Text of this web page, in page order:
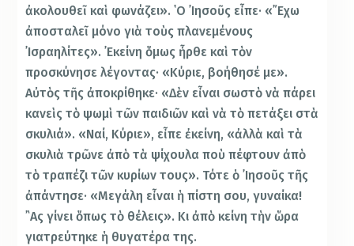
ἀκολουθεῖ καὶ φωνάζει». ῾Ο ᾿Ιησοῦς εἶπε· «῎Εχω
ἀποσταλεῖ μόνο γιὰ τοὺς πλανεμένους
᾿Ισραηλίτες». ᾿Εκείνη ὅμως ἦρθε καὶ τὸν
προσκύνησε λέγοντας· «Κύριε, βοήθησέ με».
Αὐτὸς τῆς ἀποκρίθηκε· «Δὲν εἶναι σωστὸ νὰ πάρει
κανεὶς τὸ ψωμὶ τῶν παιδιῶν καὶ νὰ τὸ πετάξει στὰ
σκυλιά». «Ναί, Κύριε», εἶπε ἐκείνη, «ἀλλὰ καὶ τὰ
σκυλιὰ τρῶνε ἀπὸ τὰ ψίχουλα ποὺ πέφτουν ἀπὸ
τὸ τραπέζι τῶν κυρίων τους». Τότε ὁ ᾿Ιησοῦς τῆς
ἀπάντησε· «Μεγάλη εἶναι ἡ πίστη σου, γυναίκα!
῍Ας γίνει ὅπως τὸ θέλεις». Κι ἀπὸ κείνη τὴν ὥρα
γιατρεύτηκε ἡ θυγατέρα της.